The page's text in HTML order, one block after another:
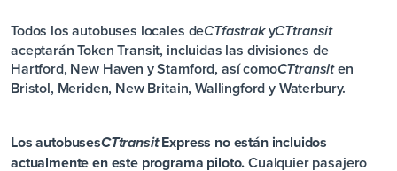
Todos los autobuses locales deCTfastrakyCTtransit
aceptarán Token Transit, incluidas las divisiones de
Hartford, New Haven y Stamford, así comoCTtransiten
Bristol, Meriden, New Britain, Wallingford y Waterbury.
Los autobusesCTtransitExpress no están incluidos
actualmente en este programa piloto.Cualquier pasajero